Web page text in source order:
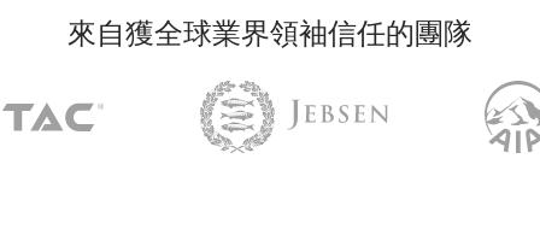
來自獲全球業界領袖信任的團隊